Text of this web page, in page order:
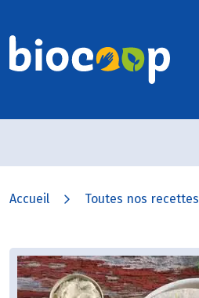
Accueil Toutes nos recettes